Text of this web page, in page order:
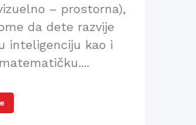
– prostorna),
da dete razvije
inteligenciju kao i